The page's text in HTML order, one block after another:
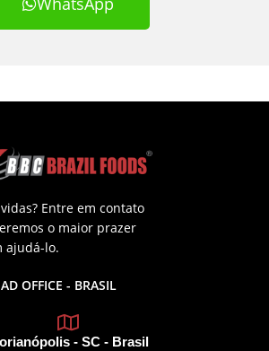
Entre em contato
o maior prazer
ajudá-lo.
OFFICE - BRASIL
- SC - Brasil